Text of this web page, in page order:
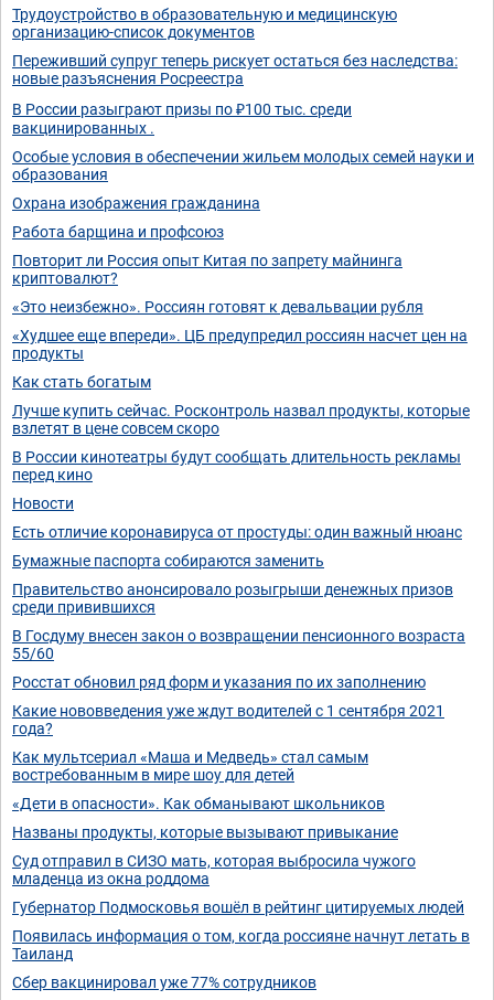
Трудоустройство в образовательную и медицинскую
организацию-список документов
Переживший супруг теперь рискует остаться без наследства:
новые разъяснения Росреестра
В России разыграют призы по ₽100 тыс. среди
вакцинированных .
Особые условия в обеспечении жильем молодых семей науки и
образования
Охрана изображения гражданина
Работа барщина и профсоюз
Повторит ли Россия опыт Китая по запрету майнинга
криптовалют?
«Это неизбежно». Россиян готовят к девальвации рубля
«Худшее еще впереди». ЦБ предупредил россиян насчет цен на
продукты
Как стать богатым
Лучше купить сейчас. Росконтроль назвал продукты, которые
взлетят в цене совсем скоро
В России кинотеатры будут сообщать длительность рекламы
перед кино
Новости
Есть отличие коронавируса от простуды: один важный нюанс
Бумажные паспорта собираются заменить
Правительство анонсировало розыгрыши денежных призов
среди привившихся
В Госдуму внесен закон о возвращении пенсионного возраста
55/60
Росстат обновил ряд форм и указания по их заполнению
Какие нововведения уже ждут водителей с 1 сентября 2021
года?
Как мультсериал «Маша и Медведь» стал самым
востребованным в мире шоу для детей
«Дети в опасности». Как обманывают школьников
Названы продукты, которые вызывают привыкание
Суд отправил в СИЗО мать, которая выбросила чужого
младенца из окна роддома
Губернатор Подмосковья вошёл в рейтинг цитируемых людей
Появилась информация о том, когда россияне начнут летать в
Таиланд
Сбер вакцинировал уже 77% сотрудников